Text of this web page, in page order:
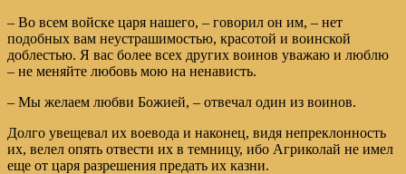
– Во всем войске царя нашего, – говорил он им, – нет
подобных вам неустрашимостью, красотой и воинской
доблестью. Я вас более всех других воинов уважаю и люблю
– не меняйте любовь мою на ненависть.
– Мы желаем любви Божией, – отвечал один из воинов.
Долго увещевал их воевода и наконец, видя непреклонность
их, велел опять отвести их в темницу, ибо Агриколай не имел
еще от царя разрешения предать их казни.